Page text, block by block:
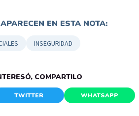
EN ESTA NOTA:
INSEGURIDAD
COMPARTILO
TWITTER WHATSAPP